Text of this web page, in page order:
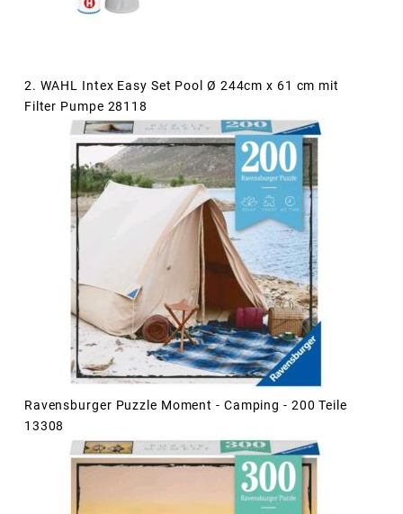
2. WAHL Intex Easy Set Pool Ø 244cm x 61 cm mit
Filter Pumpe 28118
Ravensburger Puzzle Moment - Camping - 200 Teile
13308